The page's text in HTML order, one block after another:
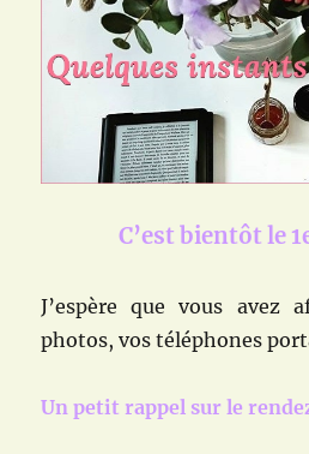
C’est bientôt le
J’espère que vous avez
photos, vos téléphones
Un petit rappel sur le